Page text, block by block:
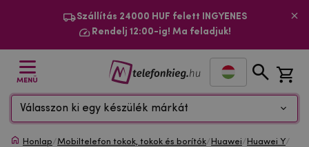
Szállítás 24000 HUF felett INGYENES
Rendelj 12:00-ig! Ma feladjuk!
MENÜ
Válasszon ki egy készülék márkát
Honlap/Mobiltelefon tokok, tokok és borítók/ Huawei/ Huawei Y/